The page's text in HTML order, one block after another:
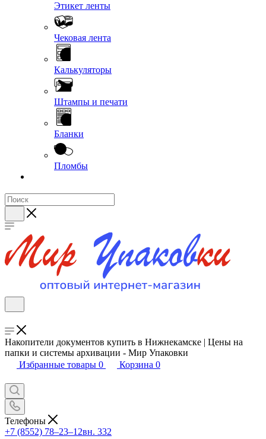
Этикет ленты
Чековая лента
Калькуляторы
Штампы и печати
Бланки
Пломбы
Накопители документов купить в Нижнекамске | Цены на
папки и системы архивации - Мир Упаковки
Избранные товары 0 Корзина 0
Телефоны
+7 (8552) 78‒23‒12вн. 332